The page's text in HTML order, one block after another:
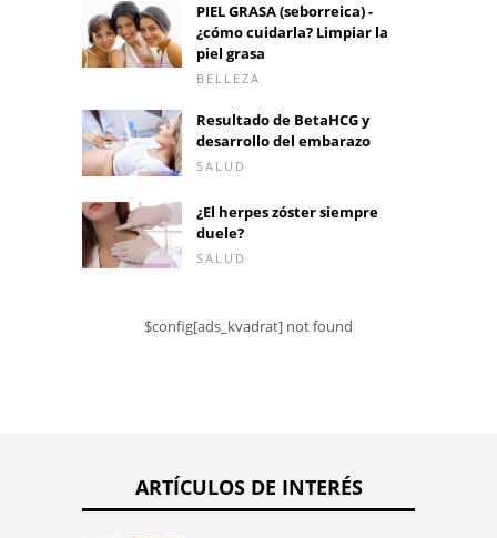
PIEL GRASA (seborreica) -
¿cómo cuidarla? Limpiar la
piel grasa
BELLEZA
Resultado de BetaHCG y
desarrollo del embarazo
SALUD
¿El herpes zóster siempre
duele?
SALUD
$config[ads_kvadrat] not found
ARTÍCULOS DE INTERÉS